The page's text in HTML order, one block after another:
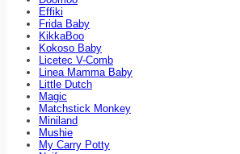
Effiki
Frida Baby
KikkaBoo
Kokoso Baby
Licetec V-Comb
Linea Mamma Baby
Little Dutch
Magic
Matchstick Monkey
Miniland
Mushie
My Carry Potty